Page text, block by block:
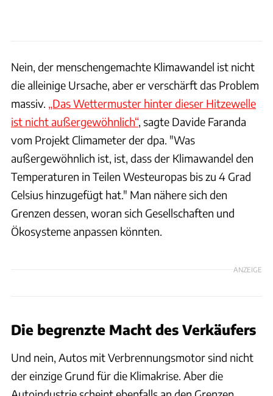
Nein, der menschengemachte Klimawandel ist nicht
die alleinige Ursache, aber er verschärft das Problem
massiv. „Das Wettermuster hinter dieser Hitzewelle
ist nicht außergewöhnlich“, sagte Davide Faranda
vom Projekt Climameter der dpa. "Was
außergewöhnlich ist, ist, dass der Klimawandel den
Temperaturen in Teilen Westeuropas bis zu 4 Grad
Celsius hinzugefügt hat." Man nähere sich den
Grenzen dessen, woran sich Gesellschaften und
Ökosysteme anpassen könnten.
ANZEIGE
Die begrenzte Macht des Verkäufers
Und nein, Autos mit Verbrennungsmotor sind nicht
der einzige Grund für die Klimakrise. Aber die